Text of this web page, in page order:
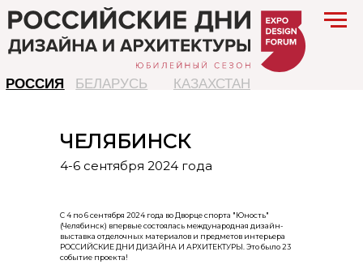
КАЗАХСТАН
ЧЕЛЯБИНСК
4-6 сентября 2024 года
С 4 по 6 сентября 2024 года во Дворце спорта "Юность"
(Челябинск) впервые состоялась международная дизайн-
выставка отделочных материалов и предметов интерьера
РОССИЙСКИЕ ДНИ ДИЗАЙНА И АРХИТЕКТУРЫ. Это было 23
событие проекта!